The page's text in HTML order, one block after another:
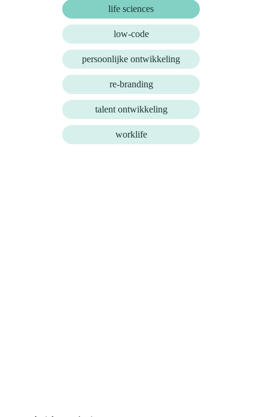
life sciences
low-code
persoonlijke ontwikkeling
re-branding
talent ontwikkeling
worklife